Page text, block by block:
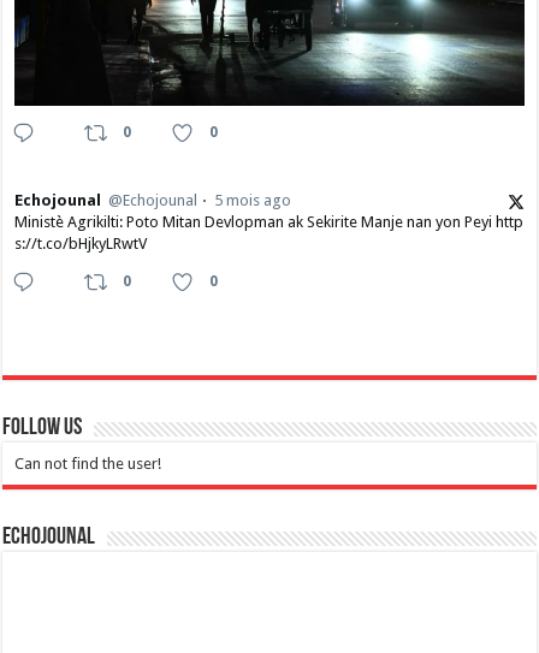
0 0
Echojounal @Echojounal
5 mois ago
Ministè Agrikilti: Poto Mitan Devlopman ak Sekirite Manje nan yon Peyi http
s://t.co/bHjkyLRwtV
0 0
Follow Us
Can not find the user!
Echojounal